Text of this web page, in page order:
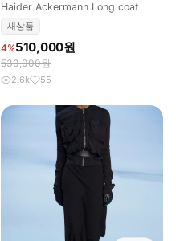
Haider Ackermann Long coat
새상품
4%510,000원
530,000원
2.6k 55